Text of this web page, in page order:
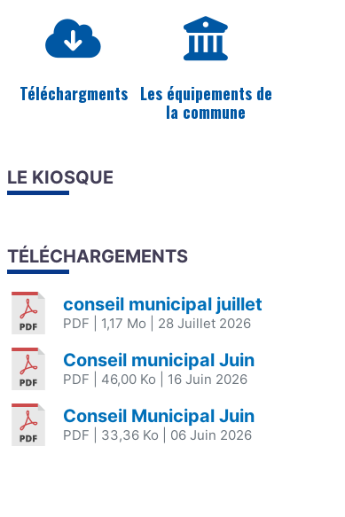
Téléchargments Les équipements de
la commune
LE KIOSQUE
TÉLÉCHARGEMENTS
conseil municipal juillet
PDF | 1,17 Mo | 28 Juillet 2026
Conseil municipal Juin
PDF | 46,00 Ko | 16 Juin 2026
Conseil Municipal Juin
PDF | 33,36 Ko | 06 Juin 2026